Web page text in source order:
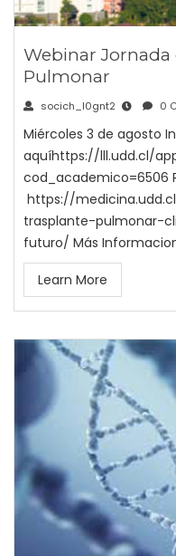
Webinar Jornada
Pulmonar
socich_l0gnt2 0
Miércoles 3 de agosto
aquíhttps://lll.udd.cl/
cod_academico=6506
https://
trasplante-pulmonar-
futuro/ Más
Learn More